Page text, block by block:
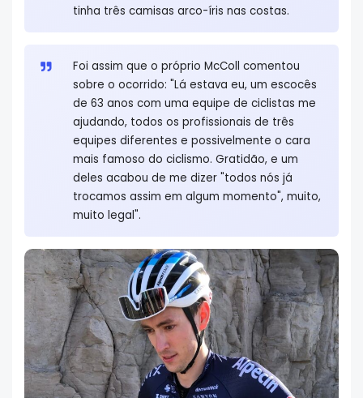
tinha três camisas arco-íris nas costas.
Foi assim que o próprio McColl comentou
sobre o ocorrido: "Lá estava eu, um escocês
de 63 anos com uma equipe de ciclistas me
ajudando, todos os profissionais de três
equipes diferentes e possivelmente o cara
mais famoso do ciclismo. Gratidão, e um
deles acabou de me dizer "todos nós já
trocamos assim em algum momento", muito,
muito legal".